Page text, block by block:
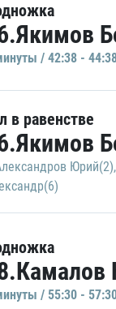
/ 42:38 -
в равенстве
Юрий(2),
/ 55:30 -